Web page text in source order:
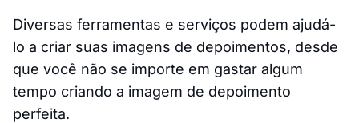
Diversas ferramentas e serviços podem ajudá-
lo a criar suas imagens de depoimentos, desde
que você não se importe em gastar algum
tempo criando a imagem de depoimento
perfeita.